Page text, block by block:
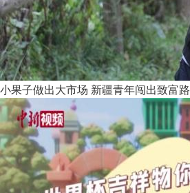
小果子做出大市场 新疆青年闯出致富路